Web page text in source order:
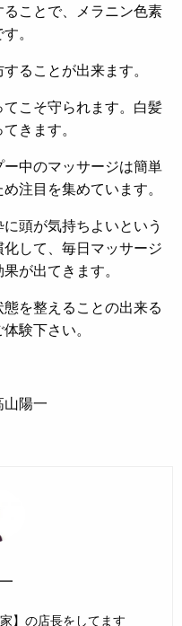
ことで、メラニン色素
。
ることが出来ます。
こそ守られます。白髪
きます。
中のマッサージは簡単
注目を集めています。
頭が気持ちよいという
して、毎日マッサージ
が出てきます。
を整えることの出来る
験下さい。
陽一
】の店長をしてます